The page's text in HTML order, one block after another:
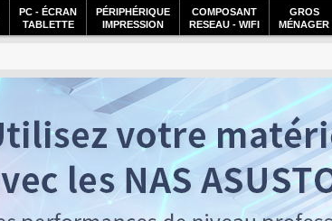
PC - ÉCRAN
TABLETTE
PÉRIPHÉRIQUE
IMPRESSION
COMPOSANT
RESEAU - WIFI
GROS
MÉNAGER